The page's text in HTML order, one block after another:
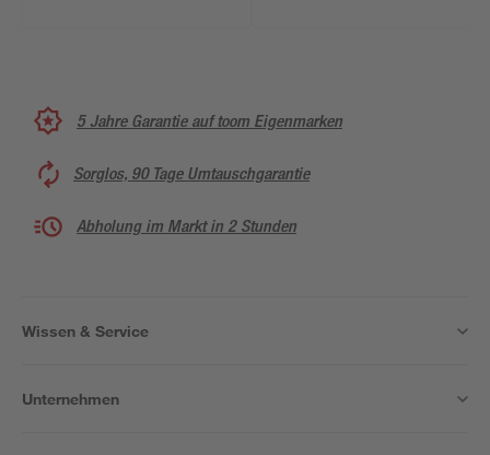
5 Jahre Garantie auf toom Eigenmarken
Sorglos, 90 Tage Umtauschgarantie
Abholung im Markt in 2 Stunden
Wissen & Service
Unternehmen